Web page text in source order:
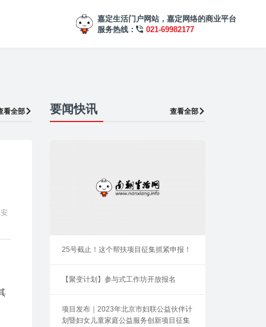
嘉定生活门户网站，嘉定网络的商业平台
服务热线：
021-69982177
看全部 要闻快讯 查看全部
25号截止！这个帮扶项目征集抓紧申报！
【聚变计划】参与式工作坊开放报名
项目发布｜2023年北京市妇联公益伙伴计
划暨妇女儿童家庭公益服务创新项目征集